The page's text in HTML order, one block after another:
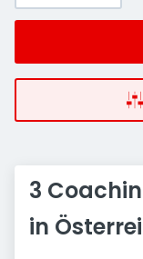
3
in